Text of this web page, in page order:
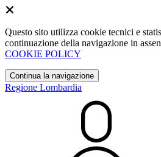
Questo sito utilizza cookie tecnici e
continuazione della navigazione in
COOKIE POLICY
Continua la navigazione
Regione Lombardia